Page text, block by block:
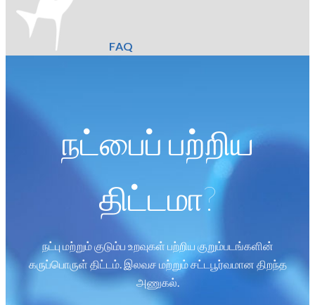
FAQ
நட்பைப் பற்றிய
திட்டமா?
நட்பு மற்றும் குடும்ப உறவுகள் பற்றிய குறும்படங்களின்
கருப்பொருள் திட்டம். இலவச மற்றும் சட்டபூர்வமான திறந்த
அணுகல்.